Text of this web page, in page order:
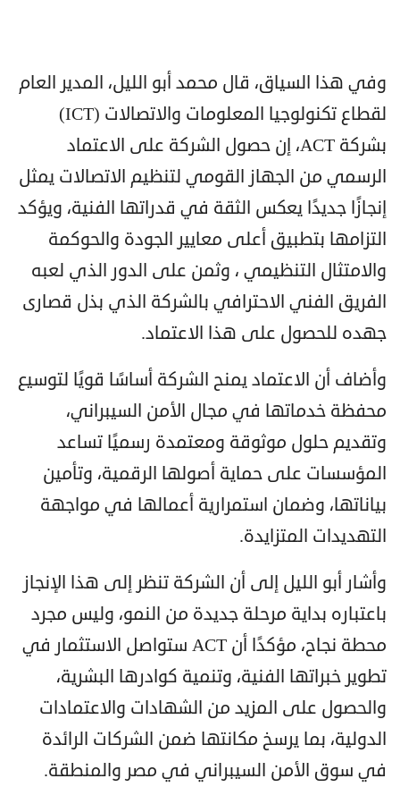
وفي هذا السياق، قال محمد أبو الليل، المدير العام
لقطاع تكنولوجيا المعلومات والاتصالات (ICT)
بشركة ACT، إن حصول الشركة على الاعتماد
الرسمي من الجهاز القومي لتنظيم الاتصالات يمثل
إنجازًا جديدًا يعكس الثقة في قدراتها الفنية، ويؤكد
التزامها بتطبيق أعلى معايير الجودة والحوكمة
والامتثال التنظيمي ، وثمن على الدور الذي لعبه
الفريق الفني الاحترافي بالشركة الذي بذل قصارى
جهده للحصول على هذا الاعتماد.
وأضاف أن الاعتماد يمنح الشركة أساسًا قويًا لتوسيع
محفظة خدماتها في مجال الأمن السيبراني،
وتقديم حلول موثوقة ومعتمدة رسميًا تساعد
المؤسسات على حماية أصولها الرقمية، وتأمين
بياناتها، وضمان استمرارية أعمالها في مواجهة
التهديدات المتزايدة.
وأشار أبو الليل إلى أن الشركة تنظر إلى هذا الإنجاز
باعتباره بداية مرحلة جديدة من النمو، وليس مجرد
محطة نجاح، مؤكدًا أن ACT ستواصل الاستثمار في
تطوير خبراتها الفنية، وتنمية كوادرها البشرية،
والحصول على المزيد من الشهادات والاعتمادات
الدولية، بما يرسخ مكانتها ضمن الشركات الرائدة
في سوق الأمن السيبراني في مصر والمنطقة.